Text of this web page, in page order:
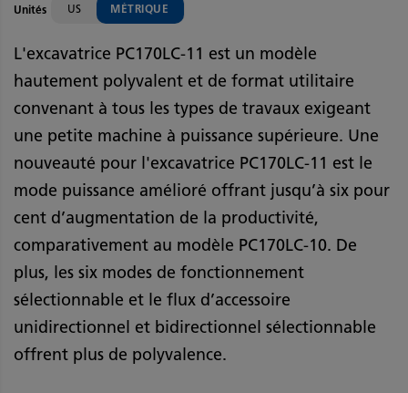
Unités US MÉTRIQUE
L'excavatrice PC170LC-11 est un modèle
hautement polyvalent et de format utilitaire
convenant à tous les types de travaux exigeant
une petite machine à puissance supérieure. Une
nouveauté pour l'excavatrice PC170LC-11 est le
mode puissance amélioré offrant jusqu’à six pour
cent d’augmentation de la productivité,
comparativement au modèle PC170LC-10. De
plus, les six modes de fonctionnement
sélectionnable et le flux d’accessoire
unidirectionnel et bidirectionnel sélectionnable
offrent plus de polyvalence.